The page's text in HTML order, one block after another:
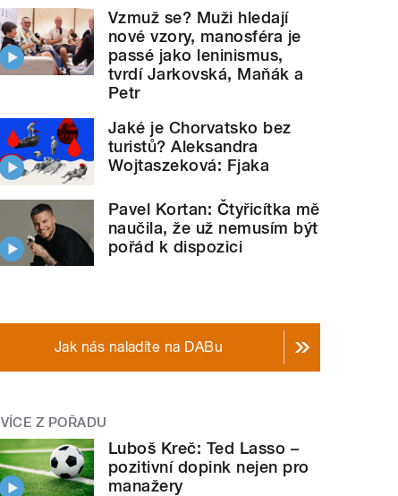
Vzmuž se? Muži hledají
nové vzory, manosféra je
passé jako leninismus,
tvrdí Jarkovská, Maňák a
Petr
Jaké je Chorvatsko bez
turistů? Aleksandra
Wojtaszeková: Fjaka
Pavel Kortan: Čtyřicítka mě
naučila, že už nemusím být
pořád k dispozici
Jak nás naladíte na DABu
VÍCE Z POŘADU
Luboš Kreč: Ted Lasso –
pozitivní dopink nejen pro
manažery